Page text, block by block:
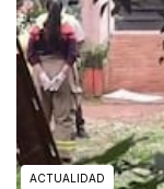
ACTUALIDAD